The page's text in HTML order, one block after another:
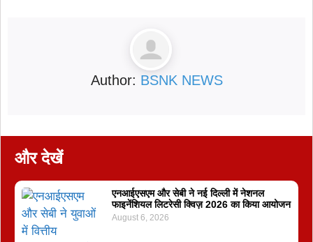
Author: BSNK NEWS
और देखें
एनआईएसएम और सेबी ने नई दिल्ली में नेशनल
फाइनेंशियल लिटरेसी क्विज़ 2026 का किया आयोजन
August 6, 2026